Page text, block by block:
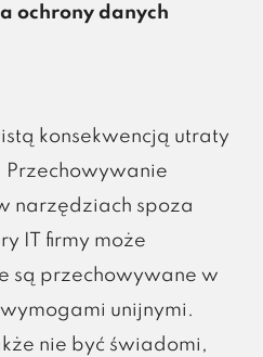
ochrony danych
konsekwencją utraty
Przechowywanie
narzędziach spoza
IT firmy może
są przechowywane w
unijnymi.
nie być świadomi,